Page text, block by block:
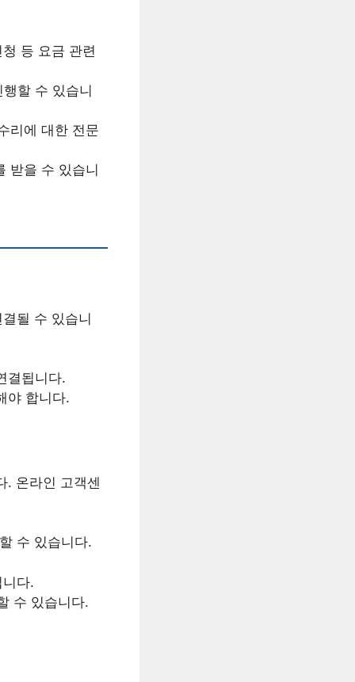
등 요금 관련
할 수 있습니
리에 대한 전문
받을 수 있습니
될 수 있습니
결됩니다.
야 합니다.
. 온라인 고객센
수 있습니다.
다.
수 있습니다.